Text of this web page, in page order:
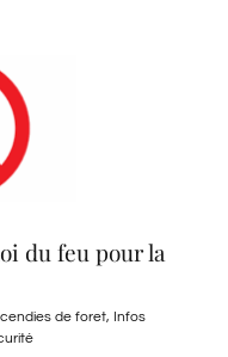
du feu pour la
de foret, Infos